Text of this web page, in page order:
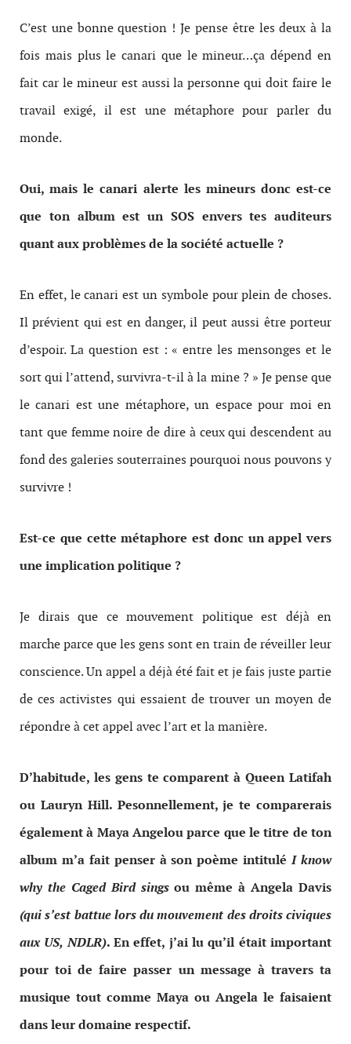
C’est une bonne question ! Je pense être les deux à la
fois mais plus le canari que le mineur…ça dépend en
fait car le mineur est aussi la personne qui doit faire le
travail exigé, il est une métaphore pour parler du
monde.
Oui, mais le canari alerte les mineurs donc est-ce
que ton album est un SOS envers tes auditeurs
quant aux problèmes de la société actuelle ?
En effet, le canari est un symbole pour plein de choses.
Il prévient qui est en danger, il peut aussi être porteur
d’espoir. La question est : « entre les mensonges et le
sort qui l’attend, survivra-t-il à la mine ? » Je pense que
le canari est une métaphore, un espace pour moi en
tant que femme noire de dire à ceux qui descendent au
fond des galeries souterraines pourquoi nous pouvons y
survivre !
Est-ce que cette métaphore est donc un appel vers
une implication politique ?
Je dirais que ce mouvement politique est déjà en
marche parce que les gens sont en train de réveiller leur
conscience. Un appel a déjà été fait et je fais juste partie
de ces activistes qui essaient de trouver un moyen de
répondre à cet appel avec l’art et la manière.
D’habitude, les gens te comparent àQueen Latifah
ou Lauryn Hill. Pesonnellement, je te comparerais
également à Maya Angelou parce que le titre de ton
album m’a fait penser à son poème intituléI know
why the Caged Bird singsou même à Angela Davis
(qui s’est battue lors du mouvement des droits civiques
aux US, NDLR). En effet, j’ai lu qu’il était important
pour toi de faire passer un message à travers ta
musique tout comme Maya ou Angela le faisaient
dans leur domaine respectif.